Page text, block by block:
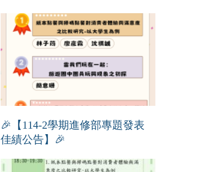
🎉【114-2學期進修部專題發表
佳績公告】🎉